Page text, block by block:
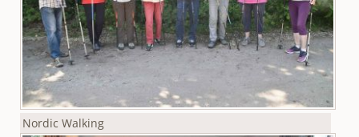
Nordic Walking